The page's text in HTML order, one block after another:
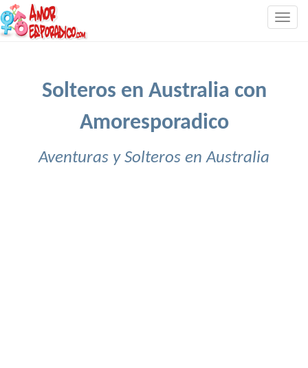
Solteros en Australia con
Amoresporadico
Aventuras y Solteros en Australia